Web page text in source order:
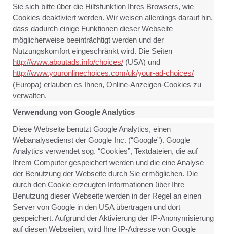
Sie sich bitte über die Hilfsfunktion Ihres Browsers, wie
Cookies deaktiviert werden. Wir weisen allerdings darauf hin,
dass dadurch einige Funktionen dieser Webseite
möglicherweise beeinträchtigt werden und der
Nutzungskomfort eingeschränkt wird. Die Seiten
http://www.aboutads.info/choices/ (USA) und
http://www.youronlinechoices.com/uk/your-ad-choices/
(Europa) erlauben es Ihnen, Online-Anzeigen-Cookies zu
verwalten.
Verwendung von Google Analytics
Diese Webseite benutzt Google Analytics, einen
Webanalysedienst der Google Inc. (“Google”). Google
Analytics verwendet sog. “Cookies”, Textdateien, die auf
Ihrem Computer gespeichert werden und die eine Analyse
der Benutzung der Webseite durch Sie ermöglichen. Die
durch den Cookie erzeugten Informationen über Ihre
Benutzung dieser Webseite werden in der Regel an einen
Server von Google in den USA übertragen und dort
gespeichert. Aufgrund der Aktivierung der IP-Anonymisierung
auf diesen Webseiten, wird Ihre IP-Adresse von Google